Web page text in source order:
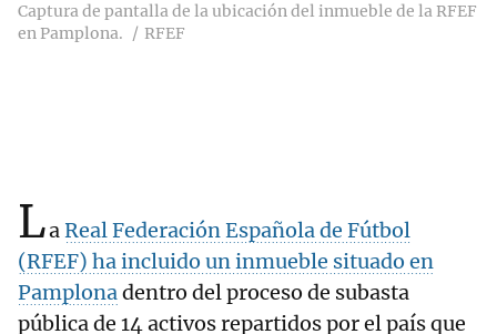
Captura de pantalla de la ubicación del inmueble de la RFEF
en Pamplona.
RFEF
LaReal Federación Española de Fútbol
(RFEF) ha incluido un inmueble situado en
Pamplonadentro del proceso de subasta
pública de 14 activos repartidos por el país que